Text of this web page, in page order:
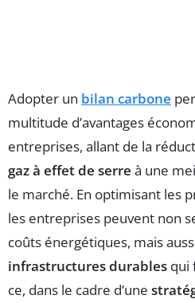
Adopter un bilan carbone
multitude d’avantages
entreprises, allant de la
gaz à effet de serre à une
le marché. En optimisant les
les entreprises peuvent non
coûts énergétiques, mais
infrastructures durables qui
ce, dans le cadre d’une